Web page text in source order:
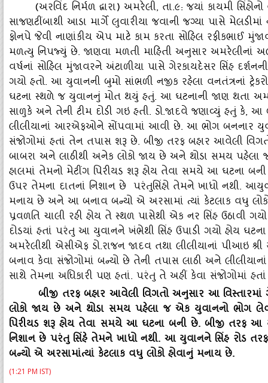
(અરવિંદ નિર્મળ દ્વારા) અમરેલી, તા.૯: જયાં કાયમી
સાજણટીંબાથી આડા માર્ગે લુવારીયા જવાની જગ્‍યા પાસે
ફોનપે જેવી નાણાંકીય એપ માટે કામ કરતા સોહિલ રફીકભાઈ
મળત્‍યુ નિપજ્‍યું છે. જાણવા મળતી માહિતી અનુસાર અમરેલીનાં
વર્ષનાં સોહિલ મુંજાવરને અંટાળીયા પાસે ગેરકાયદેસર સિંહ
ગયો હતો. આ યુવાનની બુમો સાંભળી નજીક રહેલા વનતંત્રનાં
ઘટના સ્‍થળે જ યુવાનનું મોત થયું હતું. આ ઘટનાની જાણ થતા
સાળુકે અને તેની ટીમ દોડી ગઇ હતી. ડો.જાદવે જણાવ્‍યું હતું કે,
લીલીયાનાં આરએફઓને સોંપવામાં આવી છે. આ ભોગ બનનાર
સંજોગોમાં હતાં તેન તપાસ શરૂ છે. બીજી તરફ બહાર આવેલી
બાબરા અને લાઠીથી અનેક લોકો જાય છે અને થોડા સમય
હાલમાં તેમનો મેટીંગ પિરીયડ શરૂ હોય તેવા સમયે આ ઘટના
ઉપર તેમના દાતનાં નિશાન છે પરંતુસિંહો તેમને ખાધો નથી.
મનાય છે અને આ બનાવ બન્‍યો એ અરસામાં ત્‍યાં કેટલાક વધુ
પ્રવળતિ ચાલી રહી હોય તે સ્‍થળ પાસેથી એક નર સિંહ ઉઠાવી
દોડયાં હતાં પરંતુ આ યુવાનને ખંભેથી સિંહ ઉપાડી ગયો હોય
અમરેલીથી એસીએફ ડો.રાજન જાદવ તથા લીલીયાનાં પીઆઇ
બનાવ કેવા સંજોગોમાં બન્‍યો છે તેની તપાસ લાઠી અને
સાથે તેમના અધિકારી પણ હતાં. પરંતુ તે અહીં કેવા સંજોગોમાં
બીજી તરફ બહાર આવેલી વિગતો અનુસાર આ
લોકો જાય છે અને થોડા સમય પહેલા જ એક યુવાનનો ભોગ
પિરીયડ શરૂ હોય તેવા સમયે આ ઘટના બની છે. બીજી તરફ આ
નિશાન છે પરંતુ સિંહે તેમને ખાધો નથી. આ યુવાનને સિંહ રોડ
બન્‍યો એ અરસામાંત્‍યાં કેટલાક વધુ લોકો હોવાનું મનાય છે.
(1:21 PM IST)